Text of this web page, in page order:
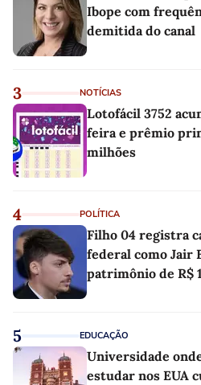
Ibope com
demitida do canal
3 NOTÍCIAS
Lotofácil 3752
feira e prêmio
milhões
4 POLÍTICA
Filho 04 registra
federal como Jair
patrimônio de R$
5 EDUCAÇÃO
Universidade
estudar nos EUA